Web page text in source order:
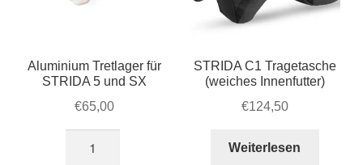
Produktseite
gewählt
Aluminium Tretlager für
STRIDA 5 und SX
€65,00
STRIDA C1 Tragetasche
(weiches Innenfutter)
€124,50
Weiterlesen